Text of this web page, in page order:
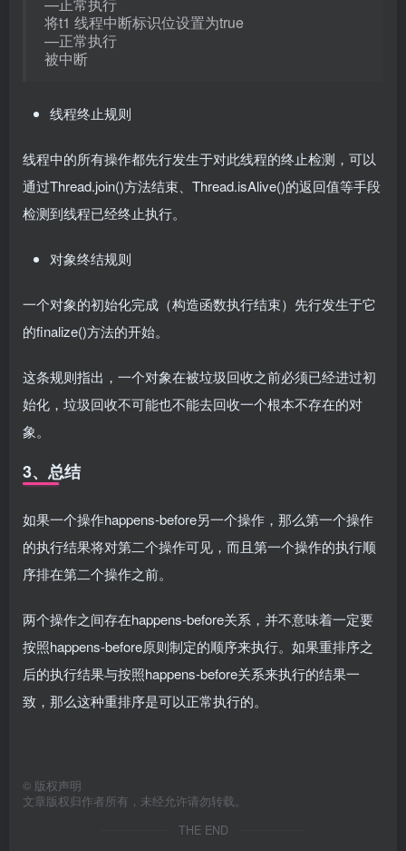
将t1 线程中断标识位设置为true
—正常执行
被中断
线程终止规则
线程中的所有操作都先行发生于对此线程的终止检测，可以
通过Thread.join()方法结束、Thread.isAlive()的返回值等手段
检测到线程已经终止执行。
对象终结规则
一个对象的初始化完成（构造函数执行结束）先行发生于它
的finalize()方法的开始。
这条规则指出，一个对象在被垃圾回收之前必须已经进过初
始化，垃圾回收不可能也不能去回收一个根本不存在的对
象。
3、总结
如果一个操作happens-before另一个操作，那么第一个操作
的执行结果将对第二个操作可见，而且第一个操作的执行顺
序排在第二个操作之前。
两个操作之间存在happens-before关系，并不意味着一定要
按照happens-before原则制定的顺序来执行。如果重排序之
后的执行结果与按照happens-before关系来执行的结果一
致，那么这种重排序是可以正常执行的。
© 版权声明
文章版权归作者所有，未经允许请勿转载。
THE END